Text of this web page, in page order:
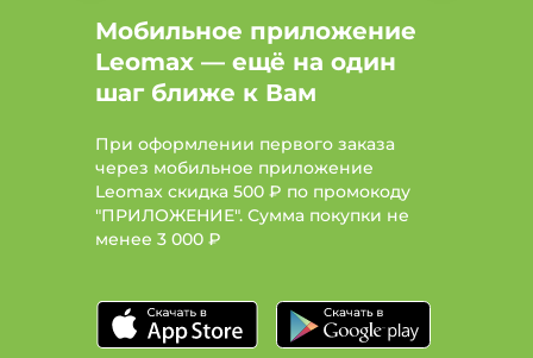
Мобильное приложение
Leomax — ещё на один
шаг ближе к Вам
При оформлении первого заказа
через мобильное приложение
Leomax скидка 500 ₽ по промокоду
"ПРИЛОЖЕНИЕ". Сумма покупки не
менее 3 000 ₽